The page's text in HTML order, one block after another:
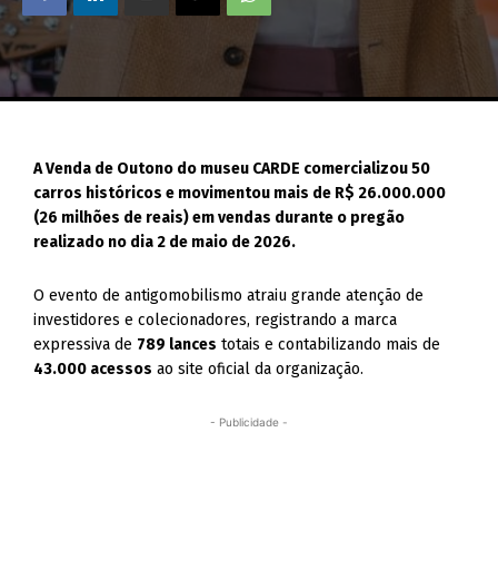
A Venda de Outono do museu CARDE comercializou 50
carros históricos e movimentou mais de R$ 26.000.000
(26 milhões de reais) em vendas durante o pregão
realizado no dia 2 de maio de 2026.
O evento de antigomobilismo atraiu grande atenção de
investidores e colecionadores, registrando a marca
expressiva de 789 lances totais e contabilizando mais de
43.000 acessos ao site oficial da organização.
- Publicidade -